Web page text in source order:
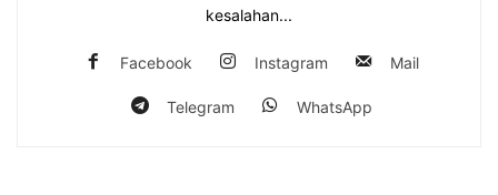
kesalahan...
Facebook Instagram Mail
Telegram WhatsApp